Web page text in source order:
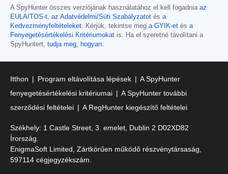
A SpyHunter összes verziójának használatához el kell fogadnia az
EULA/TOS-t az Adatvédelmi/Süti Szabályzatot és a
Kedvezményfeltételeket . Kérjük, tekintse meg a GYIK-et és a
Fenyegetésértékelési Kritériumokat is. Ha el szeretné távolítani a
SpyHuntert, tudja meg, hogyan
Itthon Program eltávolítása lépések
A SpyHunter
fenyegetésértékelési kritériumai
A SpyHunter további
szerződési feltételei
A RegHunter kiegészítő feltételei
Székhely: 1 Castle Street, 3. emelet, Dublin 2 D02XD82
Írország.
EnigmaSoft Limited, Zártkörűen működő részvénytársaság,
597114 cégjegyzékszám.